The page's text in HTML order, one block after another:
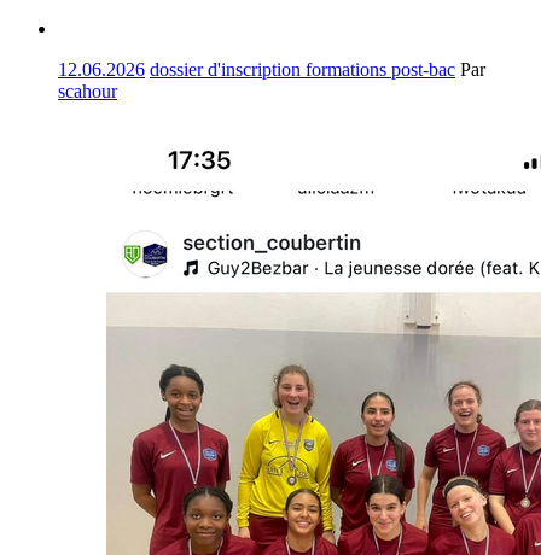
12.06.2026 dossier d'inscription formations post-bac Par
scahour